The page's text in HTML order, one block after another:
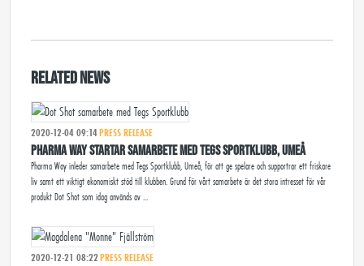
Related news
2020-12-04 09:14PRESS RELEASE
Pharma Way startar samarbete med Tegs Sportklubb, Umeå
Pharma Way inleder samarbete med Tegs Sportklubb, Umeå, för att ge spelare och supportrar ett friskare
liv samt ett viktigt ekonomiskt stöd till klubben. Grund för vårt samarbete är det stora intresset för vår
produkt Dot Shot som idag används av ...
2020-12-21 08:22PRESS RELEASE